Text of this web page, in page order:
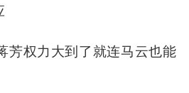
芳权力大到了就连马云也能